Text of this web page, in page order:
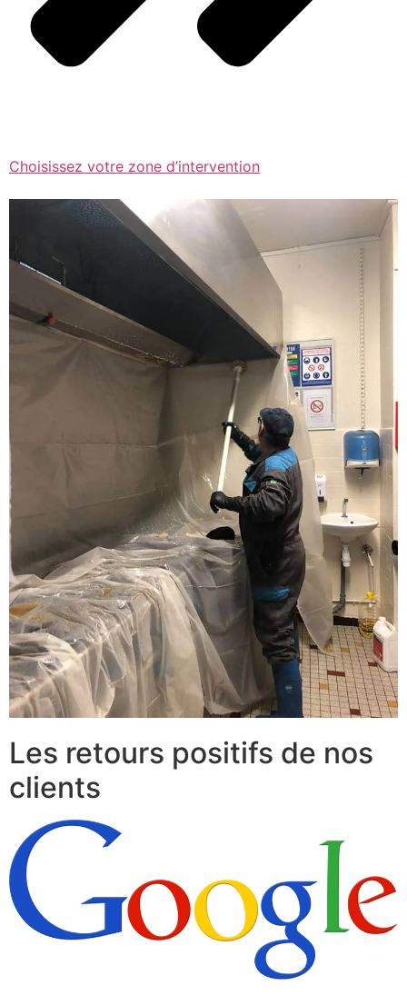
Choisissez votre zone d’intervention
Les retours positifs de nos
clients